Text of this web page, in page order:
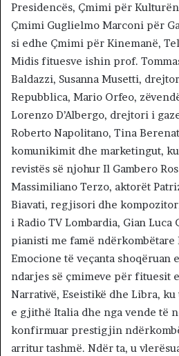
Presidencës, Çmimi për
Çmimi Guglielmo Marconi për
si edhe Çmimi për Kinemanë,
Midis fituesve ishin prof.
Baldazzi, Susanna Musetti,
Repubblica, Mario Orfeo,
Lorenzo D’Albergo, drejtori i
Roberto Napolitano, Tina
komunikimit dhe marketingut,
revistës së njohur Il Gambero
Massimiliano Terzo, aktorët
Biavati, regjisori dhe
i Radio TV Lombardia, Gian Luca
pianisti me famë ndërkombëtare
Emocione të veçanta shoqëruan
ndarjes së çmimeve për fituesit
Narrativë, Eseistikë dhe Libra,
e gjithë Italia dhe nga vende të
konfirmuar prestigjin
arritur tashmë. Ndër ta, u